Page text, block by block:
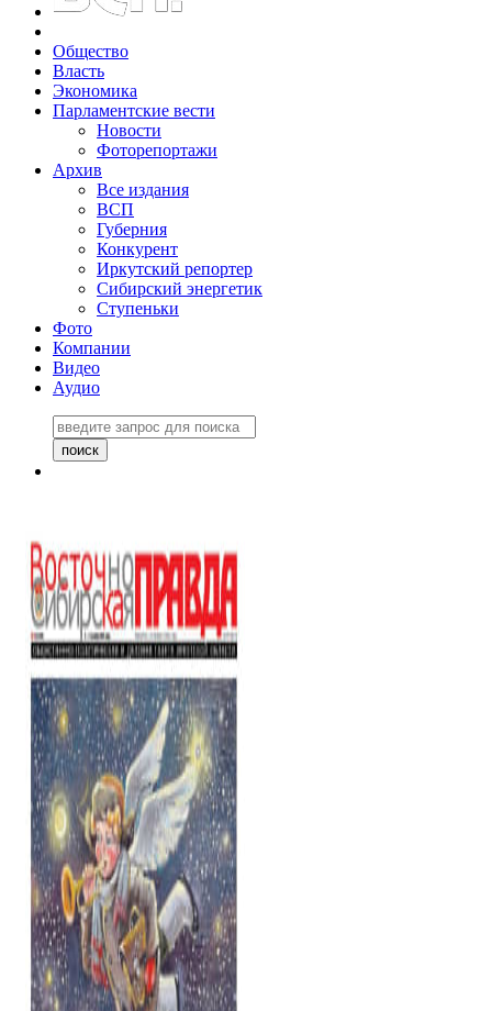
Общество
Власть
Экономика
Парламентские вести
Новости
Фоторепортажи
Архив
Все издания
ВСП
Губерния
Конкурент
Иркутский репортер
Сибирский энергетик
Ступеньки
Фото
Компании
Видео
Аудио